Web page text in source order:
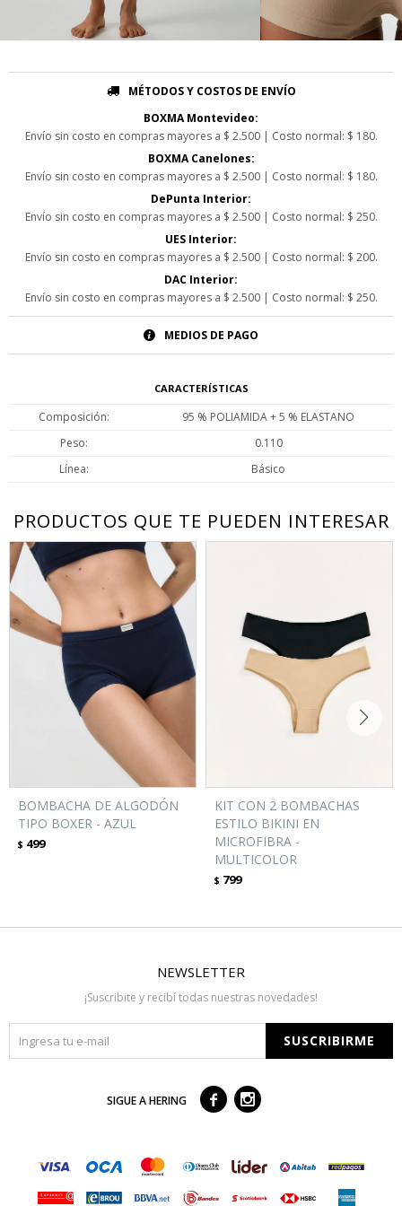
MÉTODOS Y COSTOS DE ENVÍO
BOXMA Montevideo:
Envío sin costo en compras mayores a $ 2.500 | Costo normal: $ 180.
BOXMA Canelones:
Envío sin costo en compras mayores a $ 2.500 | Costo normal: $ 180.
DePunta Interior:
Envío sin costo en compras mayores a $ 2.500 | Costo normal: $ 250.
UES Interior:
Envío sin costo en compras mayores a $ 2.500 | Costo normal: $ 200.
DAC Interior:
Envío sin costo en compras mayores a $ 2.500 | Costo normal: $ 250.
MEDIOS DE PAGO
CARACTERÍSTICAS
Composición
95 % POLIAMIDA + 5 % ELASTANO
Peso
0.110
Línea
Básico
PRODUCTOS QUE TE PUEDEN INTERESAR
BOMBACHA DE ALGODÓN
TIPO BOXER - AZUL
$ 499
KIT CON 2 BOMBACHAS
ESTILO BIKINI EN
MICROFIBRA -
MULTICOLOR
$ 799
NEWSLETTER
¡Suscribite y recibí todas nuestras novedades!
SUSCRIBIRME
SIGUE A HERING  